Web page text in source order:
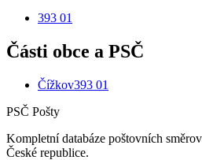
393 01
Části obce a PSČ
Čížkov393 01
PSČ Pošty
Kompletní databáze poštovních
České republice.